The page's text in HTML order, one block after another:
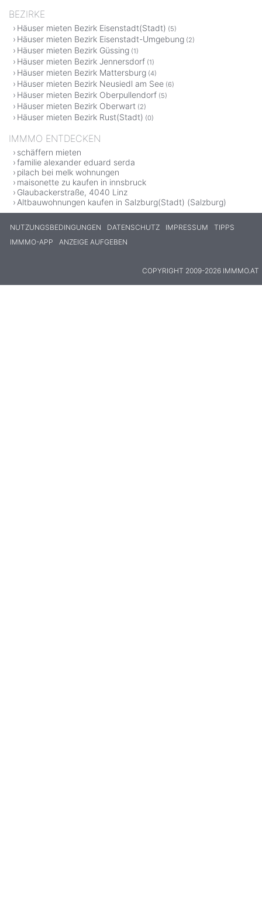
BEZIRKE
Häuser mieten Bezirk Eisenstadt(Stadt) (5)
Häuser mieten Bezirk Eisenstadt-Umgebung (2)
Häuser mieten Bezirk Güssing (1)
Häuser mieten Bezirk Jennersdorf (1)
Häuser mieten Bezirk Mattersburg (4)
Häuser mieten Bezirk Neusiedl am See (6)
Häuser mieten Bezirk Oberpullendorf (5)
Häuser mieten Bezirk Oberwart (2)
Häuser mieten Bezirk Rust(Stadt) (0)
IMMMO ENTDECKEN
schäffern mieten
familie alexander eduard serda
pilach bei melk wohnungen
maisonette zu kaufen in innsbruck
Glaubackerstraße, 4040 Linz
Altbauwohnungen kaufen in Salzburg(Stadt) (Salzburg)
NUTZUNGSBEDINGUNGEN DATENSCHUTZ IMPRESSUM
TIPPS
IMMMO-APP
ANZEIGE AUFGEBEN
COPYRIGHT 2009-2026 IMMMO.AT